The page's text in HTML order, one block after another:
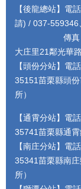
【後龍總站】電
請) / 037-559346
傳真：037-
大庄里21鄰光華
【頭份分站】電
35151苗栗縣頭
所）
【通霄分站】電
35741苗栗縣通
【南庄分站】電
35341苗栗縣南
所）